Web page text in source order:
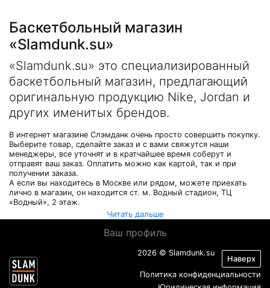
Баскетбольный магазин
«Slamdunk.su»
«Slamdunk.su» это специализированный
баскетбольный магазин, предлагающий
оригинальную продукцию Nike, Jordan и
других именитых брендов.
В интернет магазине Слэмданк очень просто совершить покупку.
Выберите товар, сделайте заказ и с вами свяжутся наши
менеджеры, все уточнят и в кратчайшее время соберут и
отправят ваш заказ. Оплатить можно как картой, так и при
получении заказа.
А если вы находитесь в Москве или рядом, можете приехать
лично в магазин, он находится ст. м. Водный стадион, ТЦ
«Водный», 2 этаж.
Читать дальше
Ваш профиль
Наверх
Политика конфиденциальности
2026 © Slamdunk.su